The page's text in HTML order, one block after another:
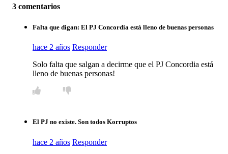
3 comentarios
Falta que digan: El PJ Concordia está lleno de buenas personas
hace 2 años Responder
Solo falta que salgan a decirme que el PJ Concordia está
lleno de buenas personas!
El PJ no existe. Son todos Korruptos
hace 2 años Responder